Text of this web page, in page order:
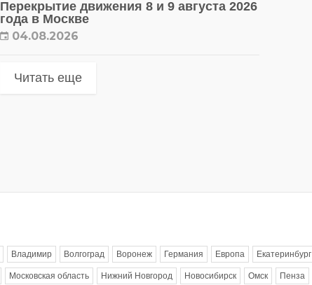
Перекрытие движения 8 и 9 августа 2026
года в Москве
04.08.2026
Читать еще
Владимир Волгоград Воронеж Германия Европа Екатеринбург
Московская область Нижний Новгород Новосибирск Омск Пенза